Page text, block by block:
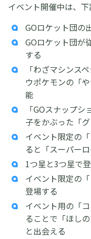
イベント開催中は、下
GOロケット団の
GOロケット団が
する
「わざマシンス
ウポケモンの「
能
「GOスナップ
子をかぶった「
イベント限定の
ると「スーパー
1つ星と3つ星で
イベント限定の
登場する
イベント用の「
ることで「ほし
と出会える